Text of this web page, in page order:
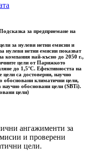
за предприемане на
за нулеви нетни емисии и
нулеви нетни емисии показват
компания най-късно до 2050 г.,
цели от Парижкото
до 1,5°C. Ефективността на
цели са достоверни, научно
обосновани климатични цели,
научно обосновани цели (SBTi).
цели)
ангажименти за
и проверени
цели.